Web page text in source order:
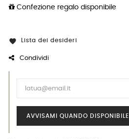
Confezione regalo disponibile
 Lista dei desideri
Condividi
AVVISAMI QUANDO DISPONIBILE